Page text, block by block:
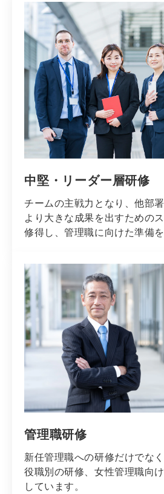
中堅・リーダー層研修
チームの主戦力となり、他部
より大きな成果を出すための
修得し、管理職に向けた準備を
管理職研修
新任管理職への研修だけでな
役職別の研修、女性管理職向
しています。